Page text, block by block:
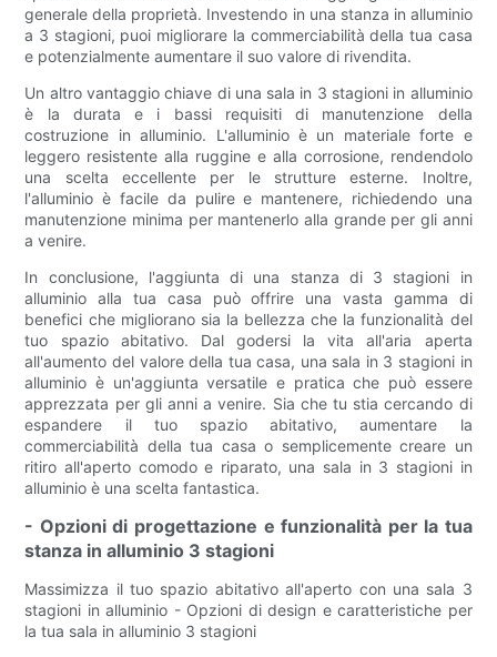
generale della proprietà. Investendo in una stanza in alluminio
a 3 stagioni, puoi migliorare la commerciabilità della tua casa
e potenzialmente aumentare il suo valore di rivendita.
Un altro vantaggio chiave di una sala in 3 stagioni in alluminio
è la durata e i bassi requisiti di manutenzione della
costruzione in alluminio. L'alluminio è un materiale forte e
leggero resistente alla ruggine e alla corrosione, rendendolo
una scelta eccellente per le strutture esterne. Inoltre,
l'alluminio è facile da pulire e mantenere, richiedendo una
manutenzione minima per mantenerlo alla grande per gli anni
a venire.
In conclusione, l'aggiunta di una stanza di 3 stagioni in
alluminio alla tua casa può offrire una vasta gamma di
benefici che migliorano sia la bellezza che la funzionalità del
tuo spazio abitativo. Dal godersi la vita all'aria aperta
all'aumento del valore della tua casa, una sala in 3 stagioni in
alluminio è un'aggiunta versatile e pratica che può essere
apprezzata per gli anni a venire. Sia che tu stia cercando di
espandere il tuo spazio abitativo, aumentare la
commerciabilità della tua casa o semplicemente creare un
ritiro all'aperto comodo e riparato, una sala in 3 stagioni in
alluminio è una scelta fantastica.
- Opzioni di progettazione e funzionalità per la tua
stanza in alluminio 3 stagioni
Massimizza il tuo spazio abitativo all'aperto con una sala 3
stagioni in alluminio - Opzioni di design e caratteristiche per
la tua sala in alluminio 3 stagioni